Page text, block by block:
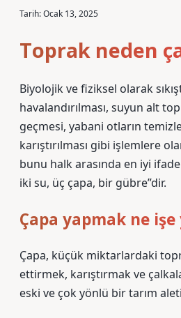
Tarih: Ocak 13, 2025
Toprak neden
Biyolojik ve fiziksel olarak
havalandırılması, suyun alt
geçmesi, yabani otların
karıştırılması gibi işlemlere
bunu halk arasında en iyi
iki su, üç çapa, bir gübre”dir.
Çapa yapmak ne
Çapa, küçük miktarlardaki
ettirmek, karıştırmak ve
eski ve çok yönlü bir tarım